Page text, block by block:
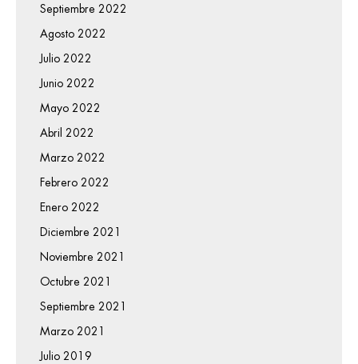
Septiembre 2022
Agosto 2022
Julio 2022
Junio 2022
Mayo 2022
Abril 2022
Marzo 2022
Febrero 2022
Enero 2022
Diciembre 2021
Noviembre 2021
Octubre 2021
Septiembre 2021
Marzo 2021
Julio 2019